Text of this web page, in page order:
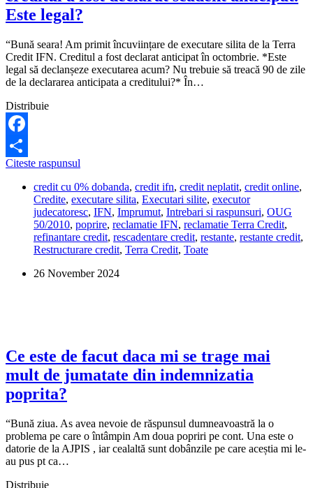
Este legal?
“Bună seara! Am primit încuviințare de executare silita de la Terra
Credit IFN. Creditul a fost declarat anticipat în octombrie. *Este
legal să declanșeze executarea acum? Nu trebuie să treacă 90 de zile
de la declararea anticipata a creditului?* În…
Distribuie
Facebook
Share
Citeste raspunsul
m-
a
executat
silit
dupa
ce
a
legal?
credit cu 0% dobanda, credit ifn, credit neplatit, credit online,
Credite, executare silita, Executari silite, executor
judecatoresc, IFN, Imprumut, Intrebari si raspunsuri, OUG
50/2010, poprire, reclamatie IFN, reclamatie Terra Credit,
refinantare credit, rescadentare credit, restante, restante credit,
Restructurare credit, Terra Credit, Toate
26 November 2024
Ce este de facut daca mi se trage mai
mult de jumatate din indemnizatia
poprita?
“Bună ziua. As avea nevoie de răspunsul dumneavoastră la o
problema pe care o întâmpin Am doua popriri pe cont. Una este o
datorie de la AJPIS , iar cealaltă sunt dobânzile pe care aceștia mi le-
au pus pt ca…
Distribuie